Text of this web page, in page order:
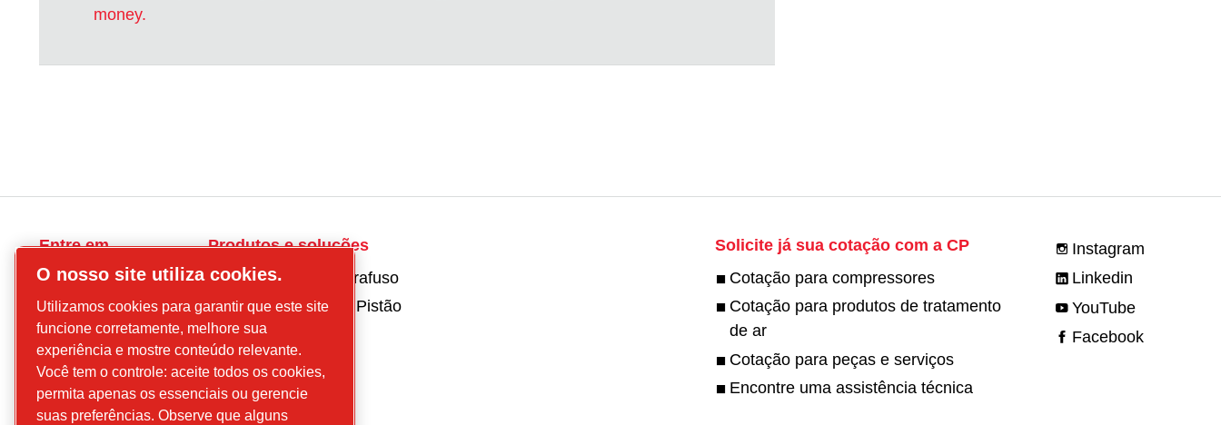
money.
Entre em
contato
Comercial:
Alameda Mamoré
31/34 - Alphaville
Produtos e soluções
Compressores Parafuso
Compressores de Pistão
Tratamento de Ar
Peças e Serviços
Booster
Solicite já sua cotação com a CP
Cotação para compressores
Cotação para produtos de tratamento
de ar
Cotação para peças e serviços
Encontre uma assistência técnica
Instagram
Linkedin
YouTube
Facebook
O nosso site utiliza cookies.
Utilizamos cookies para garantir que este site
funcione corretamente, melhore sua
experiência e mostre conteúdo relevante.
Você tem o controle: aceite todos os cookies,
permita apenas os essenciais ou gerencie
suas preferências. Observe que alguns